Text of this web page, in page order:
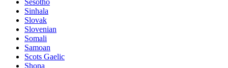
Sesotho
Sinhala
Slovak
Slovenian
Somali
Samoan
Scots Gaelic
Shona